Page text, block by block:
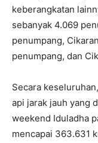
keberangkatan
sebanyak 4.069
penumpang,
penumpang, dan
Secara
api jarak jauh yang
weekend Iduladha
mencapai 363.631